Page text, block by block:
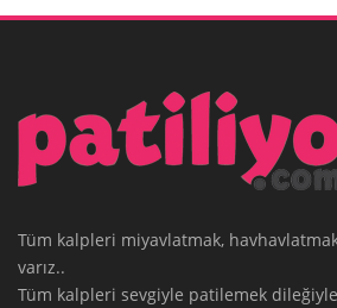
Tüm kalpleri miyavlatmak,
varız..
Tüm kalpleri sevgiyle patilemek